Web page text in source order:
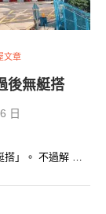
文章
後無艇搭
日
搭」。 不過解 …